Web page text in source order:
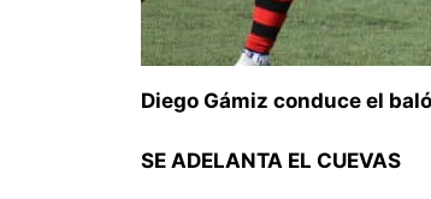
Diego Gámiz conduce el
SE ADELANTA EL CUEVAS